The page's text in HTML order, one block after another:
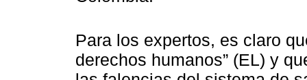
Para los expertos, es claro
derechos humanos” (EL) y